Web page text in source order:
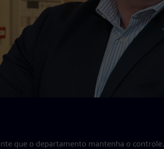
que o departamento mantenha o controle.